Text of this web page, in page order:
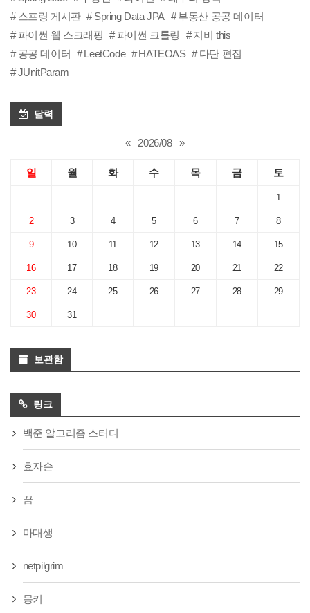
스프링 게시판
Spring Data JPA
부동산 공공 데이터
파이썬 웹 스크래핑
파이썬 크롤링
지비 this
공공 데이터
LeetCode HATEOAS
다단 편집
JUnitParam
달력
« 2026/08 »
일 월 화 수 목 금 토
1
2 3 4 5 6 7 8
9 10 11 12 13 14 15
16 17 18 19 20 21 22
23 24 25 26 27 28 29
30 31
보관함
링크
백준 알고리즘 스터디
효자손
꿈
마대생
netpilgrim
몽키